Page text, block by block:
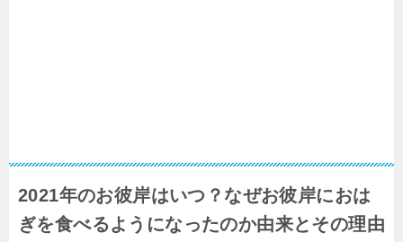
2021年のお彼岸はいつ？なぜお彼岸におは
ぎを食べるようになったのか由来とその理由